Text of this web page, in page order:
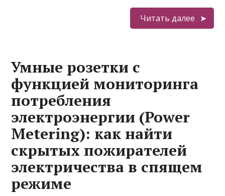
Читать далее
Умные розетки с
функцией мониторинга
потребления
электроэнергии (Power
Metering): как найти
скрытых пожирателей
электричества в спящем
режиме